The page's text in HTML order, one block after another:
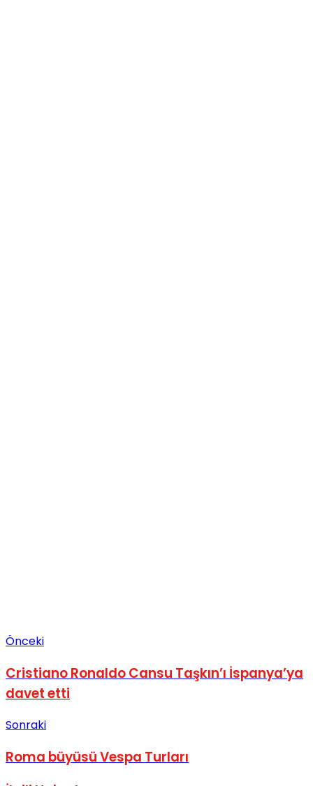
Önceki
Cristiano Ronaldo Cansu Taşkın’ı İspanya’ya
davet etti
Sonraki
Roma büyüsü Vespa Turları